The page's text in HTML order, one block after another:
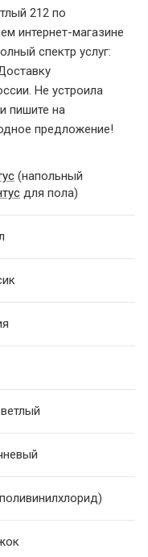
212 по
интернет-магазине
спектр услуг:
Не устроила
пишите на
предложение!
(напольный
для пола)